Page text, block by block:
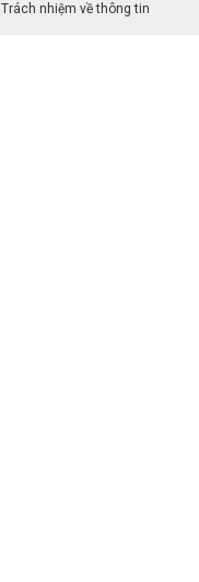
Trách nhiệm về thông tin